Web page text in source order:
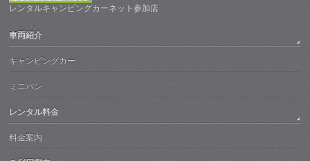
レンタルキャンピングカーネット参加店
車両紹介
キャンピングカー
ミニバン
レンタル料金
料金案内